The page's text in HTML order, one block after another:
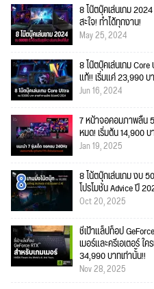
8 โน๊ตบุ๊คเล่นเกม
สะใจ! ทำได้ทุกงาน!
May 25, 2024
8 โน๊ตบุ๊คเล่นเกม
แท้!! เริ่มแค่ 23,990 บ
Jun 16, 2024
7 หน้าจอคอมภาพลื่น
หมด! เริ่มต้น 14,900
Jan 19, 2025
8 โน้ตบุ๊กเล่นเกม งบ
โปรโมชั่น Advice ปี
Oct 20, 2025
ชี้เป้าแล็ปท็อป
เมอร์และครีเอเตอร์ ใ
34,990 บาทเท่านั้น!!
Nov 28, 2025